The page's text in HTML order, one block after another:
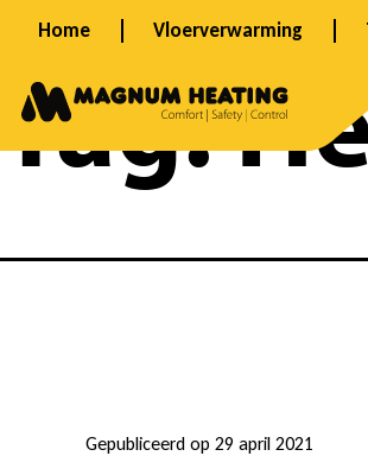
inhoud
Home Vloerverwarming
Tag:
Gepubliceerd op 29 april 2021